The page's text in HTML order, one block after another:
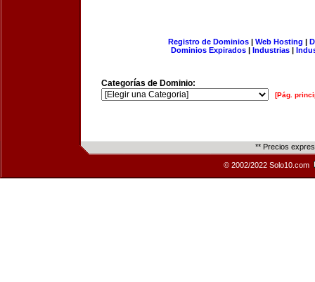
Registro de Dominios| Web Hosting |
Dominios Expirados | Industrias |
Categorías de Dominio:
[Pág.
** Precios
© 2002/2022 Solo10.com